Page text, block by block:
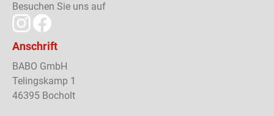
Besuchen Sie uns auf
Anschrift
BABO GmbH
Telingskamp 1
46395 Bocholt